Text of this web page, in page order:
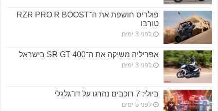
פולריס חושפת את ה־RZR PRO R BOOST
טורבו
לפני 3 ימים
אפריליה משיקה את ה־SR GT 400 בישראל
לפני 3 ימים
ביולי: 7 רוכבים נהרגו על דו־גלגלי
לפני 5 ימים